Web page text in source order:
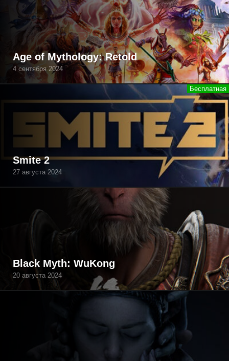
Age of Mythology: Retold
4 сентября 2024
Smite 2
27 августа 2024
Black Myth: WuKong
20 августа 2024